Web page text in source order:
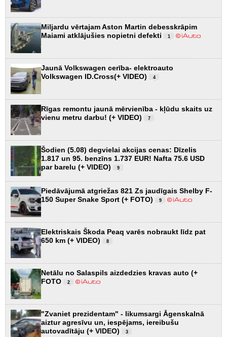
Miljardu vērtajam Aston Martin debesskrāpim
Maiami atklājušies nopietni defekti
1
Jaunā Volkswagen cerība- elektroauto
Volkswagen ID.Cross(+ VIDEO)
4
Rīgas remontu jaunā mērvienība - kļūdu skaits uz
vienu metru darbu! (+ VIDEO)
7
Šodien (5.08) degvielai akcijas cenas: Dīzelis
1.817 un 95. benzīns 1.737 EUR! Nafta 75.6 USD
par barelu (+ VIDEO)
9
Piedāvājumā atgriežas 821 Zs jaudīgais Shelby F-
150 Super Snake Sport (+ FOTO)
9
Elektriskais Škoda Peaq varēs nobraukt līdz pat
650 km (+ VIDEO)
8
Netālu no Salaspils aizdedzies kravas auto (+
FOTO
2
"Zvaniet prezidentam" - likumsargi Āgenskalnā
aiztur agresīvu un, iespējams, iereibušu
autovadītāju (+ VIDEO)
3